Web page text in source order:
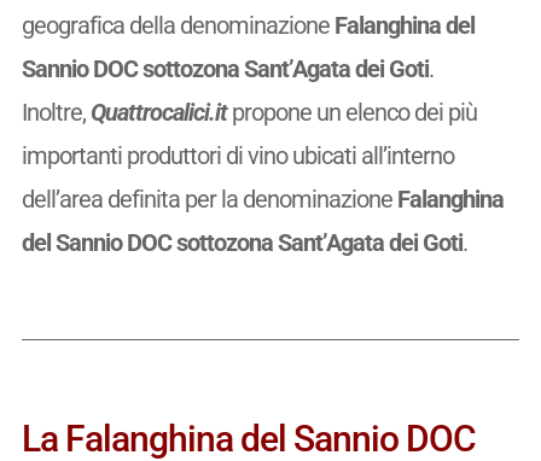
geografica della denominazione Falanghina del
Sannio DOC sottozona Sant’Agata dei Goti.
Inoltre, Quattrocalici.itpropone un elenco dei più
importanti produttori di vino ubicati all’interno
dell’area definita per la denominazione Falanghina
del Sannio DOC sottozona Sant’Agata dei Goti.
La Falanghina del Sannio DOC